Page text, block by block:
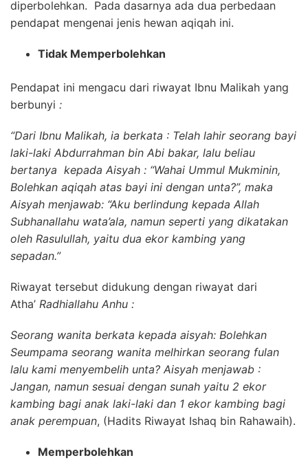
diperbolehkan. Pada dasarnya ada dua perbedaan
pendapat mengenai jenis hewan aqiqah ini.
Tidak Memperbolehkan
Pendapat ini mengacu dari riwayat Ibnu Malikah yang
berbunyi :
“Dari Ibnu Malikah, ia berkata : Telah lahir seorang bayi
laki-laki Abdurrahman bin Abi bakar, lalu beliau
bertanya kepada Aisyah : “Wahai Ummul Mukminin,
Bolehkan aqiqah atas bayi ini dengan unta?”, maka
Aisyah menjawab: “Aku berlindung kepada Allah
Subhanallahu wata’ala, namun seperti yang dikatakan
oleh Rasulullah, yaitu dua ekor kambing yang
sepadan.”
Riwayat tersebut didukung dengan riwayat dari
Atha’ Radhiallahu Anhu :
Seorang wanita berkata kepada aisyah: Bolehkan
Seumpama seorang wanita melhirkan seorang fulan
lalu kami menyembelih unta? Aisyah menjawab :
Jangan, namun sesuai dengan sunah yaitu 2 ekor
kambing bagi anak laki-laki dan 1 ekor kambing bagi
anak perempuan, (Hadits Riwayat Ishaq bin Rahawaih).
Memperbolehkan